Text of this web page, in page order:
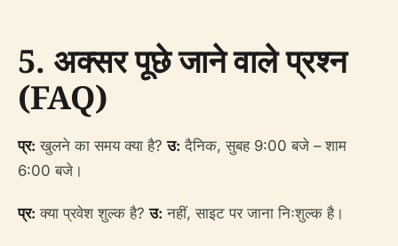
5. अक्सर पूछे जाने वाले प्रश्न
(FAQ)
प्र: खुलने का समय क्या है?उ: दैनिक, सुबह 9:00 बजे – शाम
6:00 बजे।
प्र: क्या प्रवेश शुल्क है?उ: नहीं, साइट पर जाना निःशुल्क है।